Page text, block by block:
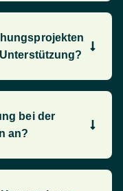
bei der
an?